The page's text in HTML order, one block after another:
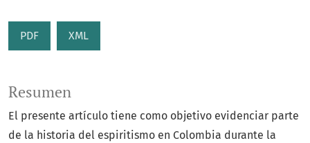
PDF XML
Resumen
El presente artículo tiene como objetivo evidenciar parte
de la historia del espiritismo en Colombia durante la